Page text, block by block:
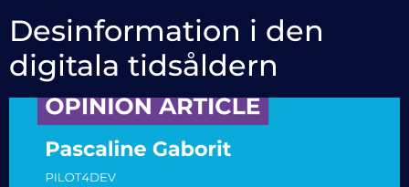
Desinformation i den
digitala tidsåldern